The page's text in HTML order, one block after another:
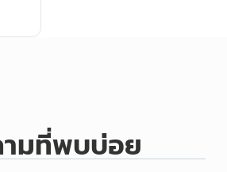
มที่พบบ่อย